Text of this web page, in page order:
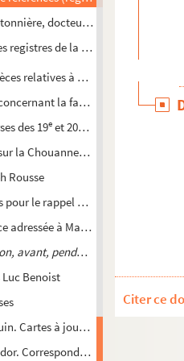
docteur. La Poste pendant
registres de la maison d'arrêt et
relatives à Bonaventure
la famille Berthelot
des 19e et 20 siècles
la Chouannerie et les guerres de
Rousse
pour le rappel du Parlement de
adressée à Madame veuve Le
avant, pendant et après
Luc Benoist
Cartes à jouer et cartiers nantais
Correspondance
Citer ce